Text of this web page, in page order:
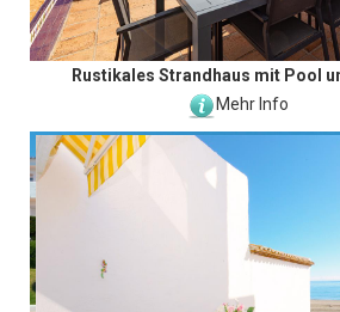
Rustikales Strandhaus mit Pool
Mehr Info